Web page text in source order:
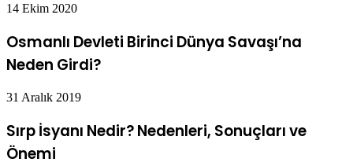
14 Ekim 2020
Osmanlı Devleti Birinci Dünya Savaşı’na
Neden Girdi?
31 Aralık 2019
Sırp İsyanı Nedir? Nedenleri, Sonuçları ve
Önemi